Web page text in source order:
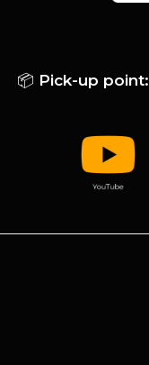
📦 Pick-up point: